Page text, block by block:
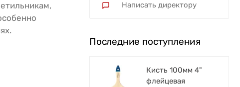
Написать директору
Последние поступления
Кисть 100мм 4"
флейцевая